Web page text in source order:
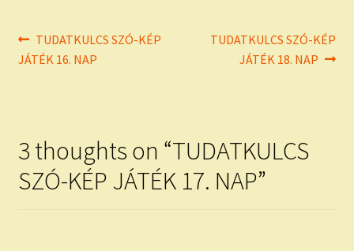
Bejegyzés
navigáció
Previous
post:
TUDATKULCS SZÓ-KÉP
JÁTÉK 16. NAP
Next
TUDATKULCS SZÓ-KÉP
JÁTÉK 18. NAP
3 thoughts on “TUDATKULCS
SZÓ-KÉP JÁTÉK 17. NAP”